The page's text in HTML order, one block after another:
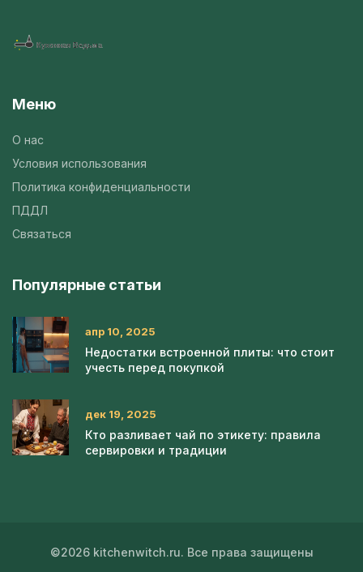
Меню
О нас
Условия использования
Политика конфиденциальности
ПДДЛ
Связаться
Популярные статьи
апр 10, 2025
Недостатки встроенной плиты: что стоит
учесть перед покупкой
дек 19, 2025
Кто разливает чай по этикету: правила
сервировки и традиции
©2026 kitchenwitch.ru. Все права защищены